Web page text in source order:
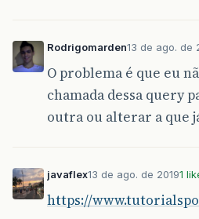
Rodrigomarden13 de ago. de
O problema é que eu
chamada dessa query
outra ou alterar a que
javaflex13 de ago. de 20191
https://